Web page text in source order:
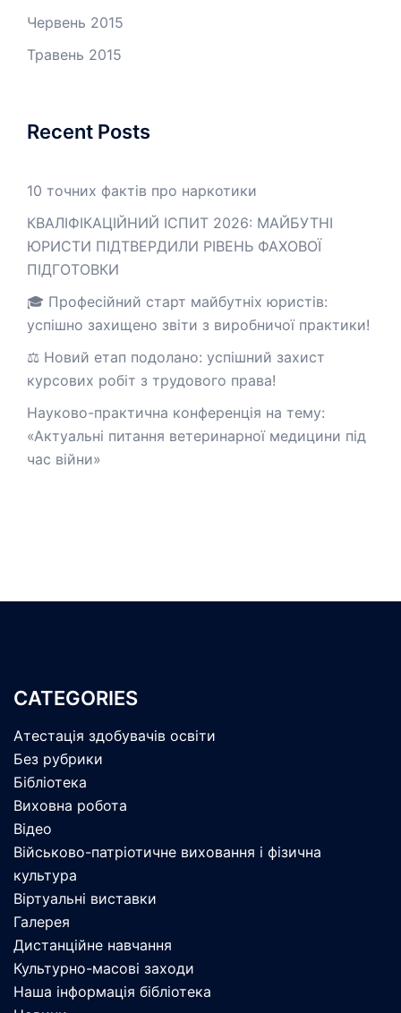
Червень 2015
Травень 2015
Recent Posts
10 точних фактів про наркотики
КВАЛІФІКАЦІЙНИЙ ІСПИТ 2026: МАЙБУТНІ
ЮРИСТИ ПІДТВЕРДИЛИ РІВЕНЬ ФАХОВОЇ
ПІДГОТОВКИ
🎓 Професійний старт майбутніх юристів:
успішно захищено звіти з виробничої практики!
⚖️ Новий етап подолано: успішний захист
курсових робіт з трудового права!
Науково-практична конференція на тему:
«Актуальні питання ветеринарної медицини під
час війни»
CATEGORIES
Атестація здобувачів освіти
Без рубрики
Бібліотека
Виховна робота
Відео
Військово-патріотичне виховання і фізична
культура
Віртуальні виставки
Галерея
Дистанційне навчання
Культурно-масові заходи
Наша інформація бібліотека